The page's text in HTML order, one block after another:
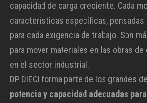
capacidad de carga creciente. Cada
características específicas, pensadas
para cada exigencia de trabajo. Son
para mover materiales en las obras
en el sector industrial.
DP DIECI forma parte de los grandes
potencia y capacidad adecuadas